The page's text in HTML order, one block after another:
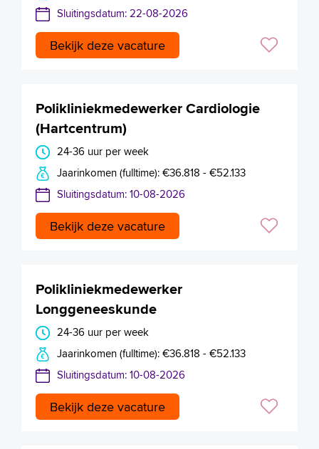
Sluitingsdatum: 22-08-2026
Bekijk deze vacature
Polikliniekmedewerker Cardiologie
(Hartcentrum)
24-36 uur per week
Jaarinkomen (fulltime): €36.818 - €52.133
Sluitingsdatum: 10-08-2026
Bekijk deze vacature
Polikliniekmedewerker
Longgeneeskunde
24-36 uur per week
Jaarinkomen (fulltime): €36.818 - €52.133
Sluitingsdatum: 10-08-2026
Bekijk deze vacature